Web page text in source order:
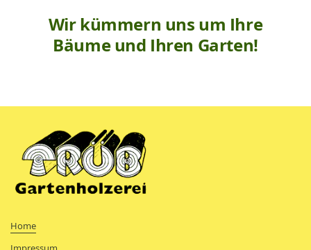
Wir kümmern uns um Ihre
Bäume und Ihren Garten!
Home